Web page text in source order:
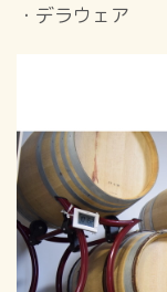
・デラウェア